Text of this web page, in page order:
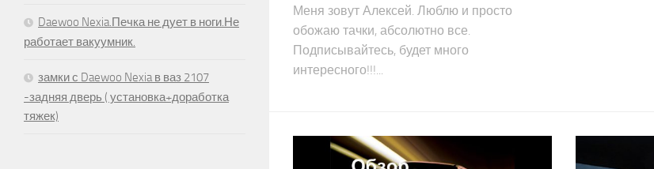
Меня зовут Алексей. Люблю и просто
обожаю тачки, абсолютно все.
Подписывайтесь, будет много
интересного!!!...
Daewoo Nexia.Печка не дует в ноги.Не
работает вакуумник.
замки с Daewoo Nexia в ваз 2107
-задняя дверь ( установка+доработка
тяжек)